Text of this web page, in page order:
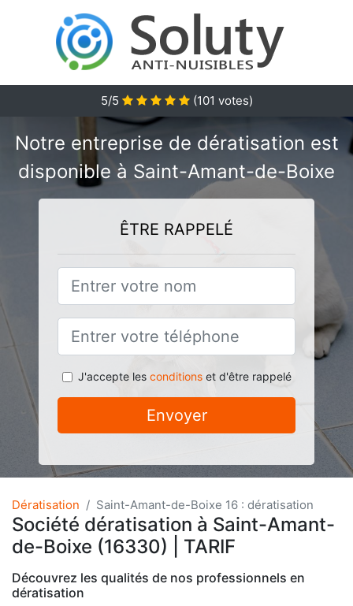
5/5 (101 votes)
Notre entreprise de dératisation est
disponible à Saint-Amant-de-Boixe
ÊTRE RAPPELÉ
J'accepte les conditionset d'être rappelé
Envoyer
Dératisation Saint-Amant-de-Boixe 16 : dératisation
Société dératisation à Saint-Amant-
de-Boixe (16330) | TARIF
Découvrez les qualités de nos professionnels en
dératisation